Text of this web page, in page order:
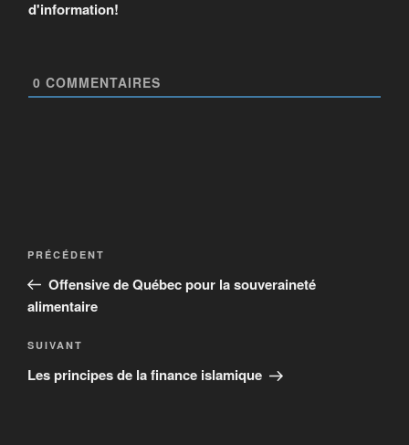
d'information!
0 COMMENTAIRES
PRÉCÉDENT
Offensive de Québec pour la souveraineté
alimentaire
SUIVANT
Les principes de la finance islamique